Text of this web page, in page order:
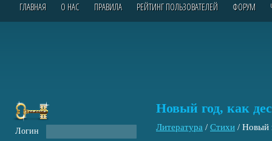
ГЛАВНАЯ О НАС ПРАВИЛА РЕЙТИНГ ПОЛЬЗОВАТЕЛЕЙ ФОРУМ
Новый год, как
Литература / Стихи / Новый
Логин